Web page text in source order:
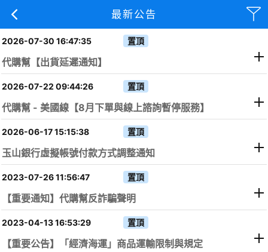
最新公告
2026-07-30 16:47:35
代購幫【出貨延遲通知】
2026-07-22 09:44:26
代購幫 - 美國線【8月下單與線上諮詢暫停服務】
2026-06-17 15:15:38
玉山銀行虛擬帳號付款方式調整通知
2023-07-26 11:56:47
【重要通知】代購幫反詐騙聲明
2023-04-13 16:53:29
【重要公告】「經濟海運」商品運輸限制與規定